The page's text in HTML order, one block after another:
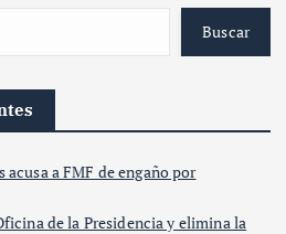
Buscar
acusa a FMF de engaño por
de la Presidencia y elimina la